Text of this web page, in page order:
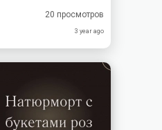
20 просмотров
3 year ago